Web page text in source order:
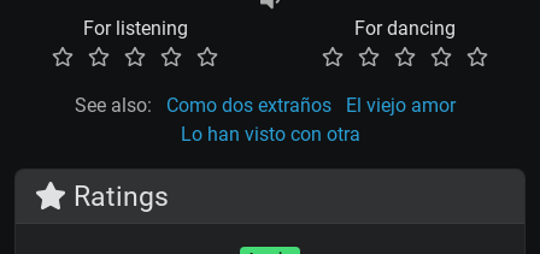
For listening For dancing
See also: Como dos extraños
El viejo amor
Lo han visto con otra
Ratings